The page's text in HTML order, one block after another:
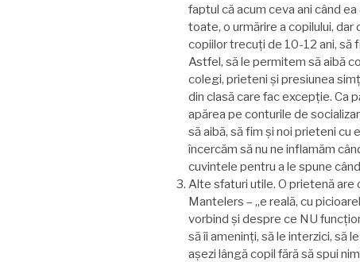
faptul că acum ceva ani când
toate, o urmărire a copilului,
copiilor trecuți de 10-12 ani, să
Astfel, să le permitem să aibă
colegi, prieteni şi presiunea
din clasă care fac excepție. Ca
apărea pe conturile de
să aibă, să fim şi noi prieteni cu
încercăm să nu ne inflamăm
cuvintele pentru a le spune
Alte sfaturi utile. O prietenă
Mantelers – „e reală, cu
vorbind şi despre ce NU
să îi ameninți, să le interzici, să
aşezi lângă copil fără să spui